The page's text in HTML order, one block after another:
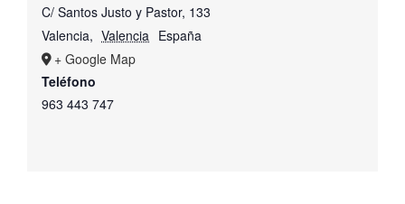
C/ Santos Justo y Pastor, 133
Valencia, Valencia España
+ Google Map
Teléfono
963 443 747